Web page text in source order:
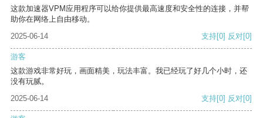
这款加速器VPM应用程序可以给你提供最高速度和安全性的连接，并帮
助你在网络上自由移动。
2025-06-14
支持[0] 反对[0]
游客
这款游戏非常好玩，画面精美，玩法丰富。我已经玩了好几个小时，还
没有玩腻。
2025-06-14
支持[0] 反对[0]